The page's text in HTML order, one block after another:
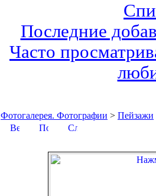
Последние
Часто
Фотогалерея. Фотографии > Пейзажи